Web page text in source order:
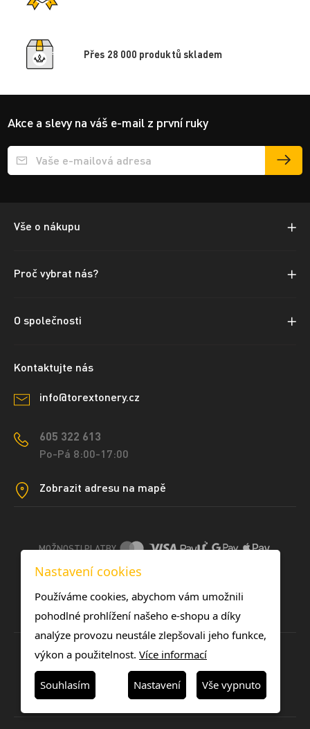
Přes 28 000 produktů skladem
Akce a slevy na váš e-mail z první ruky
Přihlášení e-mailu k odběru
Vše o nákupu
Proč vybrat nás?
O společnosti
Kontaktujte nás
info@torextonery.cz
605 322 613
Po-Pá 8:00-17:00
Zobrazit adresu na mapě
MOŽNOSTI PLATBY
DOPRAVNÍ METODY
Nastavení cookies
Používáme cookies, abychom vám umožnili
pohodlné prohlížení našeho e-shopu a díky
analýze provozu neustále zlepšovali jeho funkce,
výkon a použitelnost. Více informací
Souhlasím Nastavení Vše vypnuto